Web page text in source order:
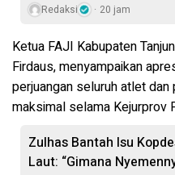
Redaksi 20 jam
Ketua FAJI Kabupaten
Firdaus, menyampaikan
perjuangan seluruh atlet
maksimal selama Kejurprov
Zulhas Bantah Isu
Laut: “Gimana